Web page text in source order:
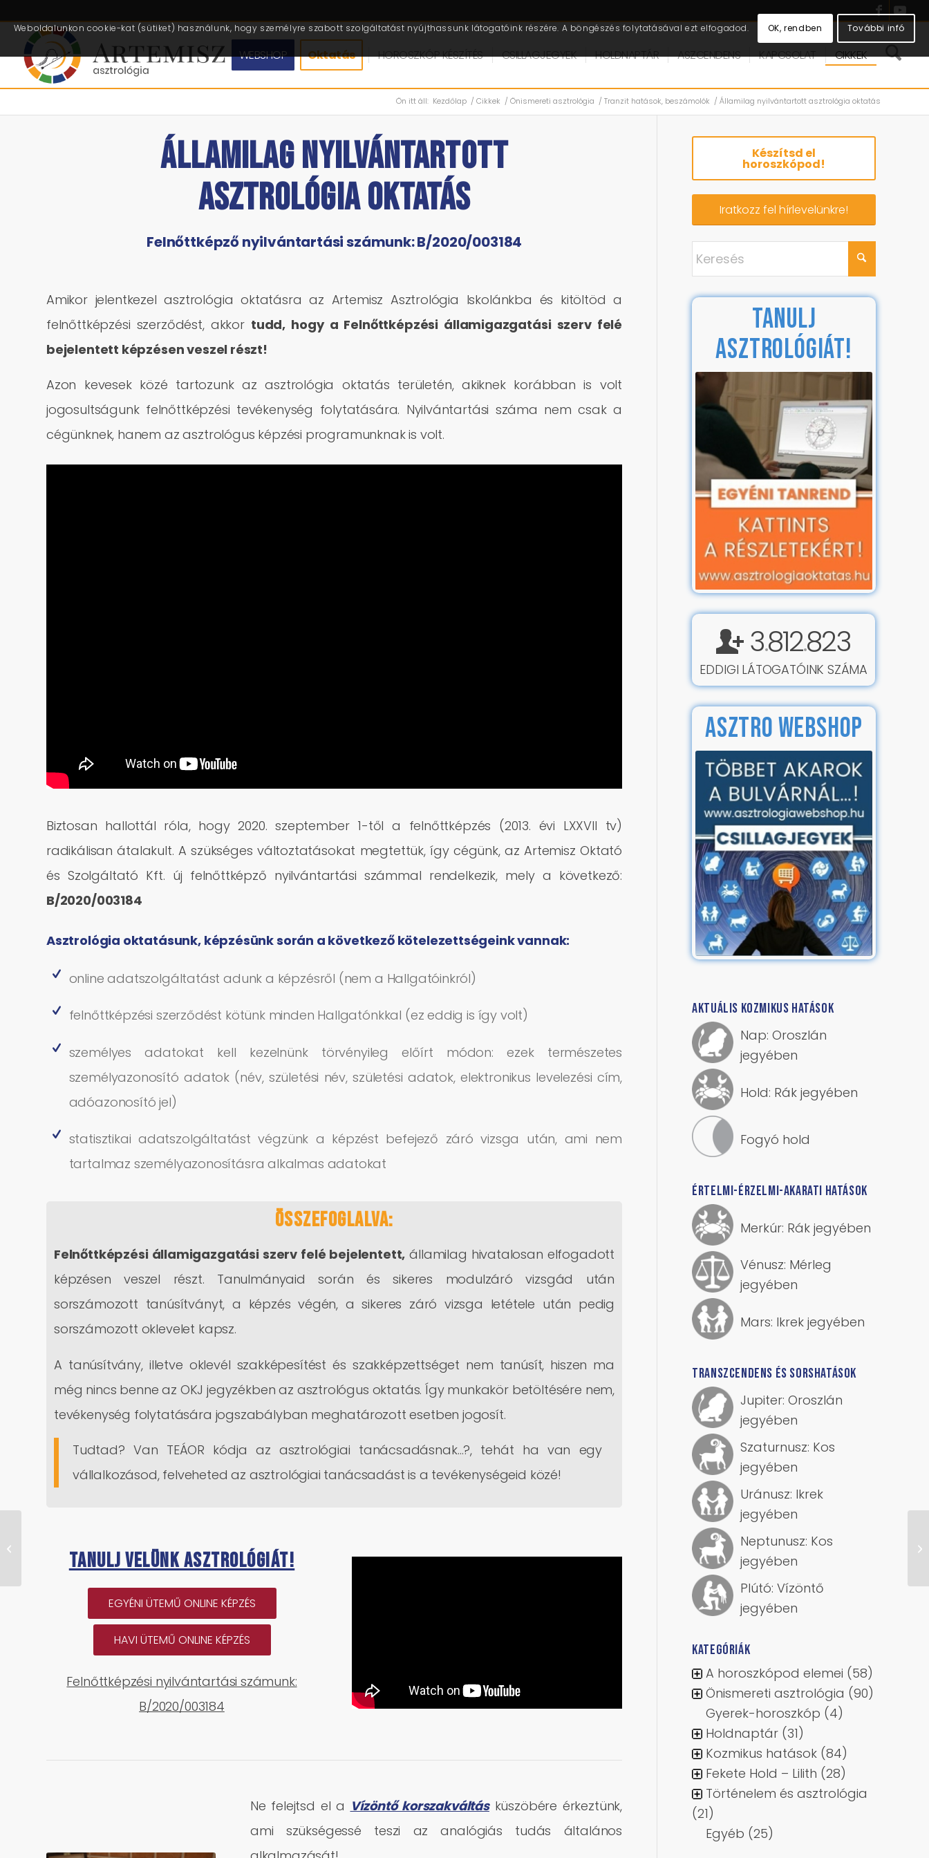
WEBSHOP Oktatás HOROSZKÓP KÉSZÍTÉS CSILLAGJEGYEK HOLDNAPTÁR ASZCENDENS KAPCSOLAT CIKKEK
Ön itt áll: Kezdőlap / Cikkek / Önismereti asztrológia / Tranzit hatások, beszámolók / Államilag nyilvántartott asztrológia oktatás
ÁLLAMILAG NYILVÁNTARTOTT
ASZTROLÓGIA OKTATÁS
Felnőttképző nyilvántartási számunk: B/2020/003184
Amikor jelentkezel asztrológia oktatásra az Artemisz Asztrológia Iskolánkba és kitöltöd a
felnőttképzési szerződést, akkor tudd, hogy a Felnőttképzési államigazgatási szerv felé
bejelentett képzésen veszel részt!
Azon kevesek közé tartozunk az asztrológia oktatás területén, akiknek korábban is volt
jogosultságunk felnőttképzési tevékenység folytatására. Nyilvántartási száma nem csak a
cégünknek, hanem az asztrológus képzési programunknak is volt.
Biztosan hallottál róla, hogy 2020. szeptember 1-től a felnőttképzés (2013. évi LXXVII tv)
radikálisan átalakult. A szükséges változtatásokat megtettük, így cégünk, az Artemisz Oktató
és Szolgáltató Kft. új felnőttképző nyilvántartási számmal rendelkezik, mely a következő:
B/2020/003184
Asztrológia oktatásunk, képzésünk során a következő kötelezettségeink vannak:
online adatszolgáltatást adunk a képzésről (nem a Hallgatóinkról)
felnőttképzési szerződést kötünk minden Hallgatónkkal (ez eddig is így volt)
személyes adatokat kell kezelnünk törvényileg előírt módon: ezek természetes
személyazonosító adatok (név, születési név, születési adatok, elektronikus levelezési cím,
adóazonosító jel)
statisztikai adatszolgáltatást végzünk a képzést befejező záró vizsga után, ami nem
tartalmaz személyazonosításra alkalmas adatokat
Összefoglalva:
Felnőttképzési államigazgatási szerv felé bejelentett, államilag hivatalosan elfogadott
képzésen veszel részt. Tanulmányaid során és sikeres modulzáró vizsgád után
sorszámozott tanúsítványt, a képzés végén, a sikeres záró vizsga letétele után pedig
sorszámozott oklevelet kapsz.
A tanúsítvány, illetve oklevél szakképesítést és szakképzettséget nem tanúsít, hiszen ma
még nincs benne az OKJ jegyzékben az asztrológus oktatás. Így munkakör betöltésére nem,
tevékenység folytatására jogszabályban meghatározott esetben jogosít.
Tudtad? Van TEÁOR kódja az asztrológiai tanácsadásnak…?, tehát ha van egy
vállalkozásod, felveheted az asztrológiai tanácsadást is a tevékenységeid közé!
Tanulj velünk asztrológiát!
EGYÉNI ÜTEMŰ ONLINE KÉPZÉS
HAVI ÜTEMŰ ONLINE KÉPZÉS
Felnőttképzési nyilvántartási számunk:
B/2020/003184
Ne felejtsd el a Vízöntő korszakváltásküszöbére érkeztünk,
ami szükségessé teszi az analógiás tudás általános
Készítsd el
horoszkópod!
Iratkozz fel hírlevelünkre!
TANULJ
ASZTROLÓGIÁT!
3.812.823
EDDIGI LÁTOGATÓINK SZÁMA
ASZTRO WEBSHOP
AKTUÁLIS KOZMIKUS HATÁSOK
Nap: Oroszlán
jegyében
Hold: Rák jegyében
Fogyó hold
ÉRTELMI-ÉRZELMI-AKARATI HATÁSOK
Merkúr: Rák jegyében
Vénusz: Mérleg
jegyében
Mars: Ikrek jegyében
TRANSZCENDENS ÉS SORSHATÁSOK
Jupiter: Oroszlán
jegyében
Szaturnusz: Kos
jegyében
Uránusz: Ikrek
jegyében
Neptunusz: Kos
jegyében
Plútó: Vízöntő
jegyében
KATEGÓRIÁK
A horoszkópod elemei (58)
Önismereti asztrológia (90)
Gyerek-horoszkóp (4)
Holdnaptár (31)
Kozmikus hatások (84)
Fekete Hold – Lilith (28)
Történelem és asztrológia
(21)
Egyéb (25)
asztrológiai hatásai
Weboldalunkon cookie-kat (sütiket) használunk, hogy személyre szabott szolgáltatást nyújthassunk látogatóink részére. A böngészés folytatásával ezt elfogadod. OK, rendben További infó